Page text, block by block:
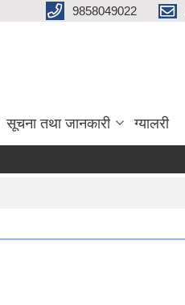
9858049022
सूचना तथा जानकारी ग्यालरी